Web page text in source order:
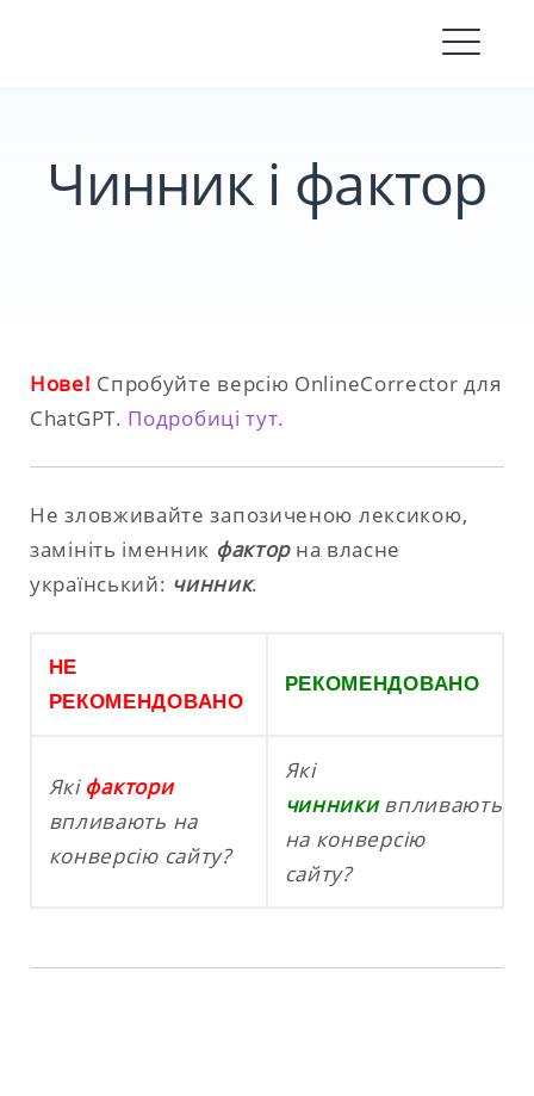
Чинник і фактор
Нове! Спробуйте версію OnlineCorrector для
ChatGPT. Подробиці тут.
Не зловживайте запозиченою лексикою,
замініть іменник фактор на власне
український: чинник.
НЕ
РЕКОМЕНДОВАНО
РЕКОМЕНДОВАНО
Які фактори
впливають на
конверсію сайту?
Які
чинникивпливають
на конверсію
сайту?